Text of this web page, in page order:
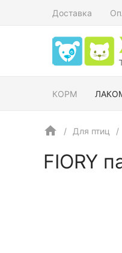
Доставка
КОРМ
Для птиц
FIORY